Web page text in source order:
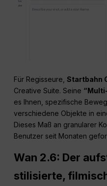
Für Regisseure,Startbahn
Creative Suite. Seine
es Ihnen, spezifische
verschiedene Objekte in
Dieses Maß an granularer
Benutzer seit Monaten
Wan 2.6: Der
stilisierte,